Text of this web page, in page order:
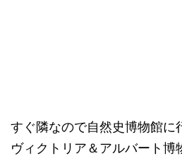
すぐ隣なので自然史博物館に
ヴィクトリア＆アルバート博